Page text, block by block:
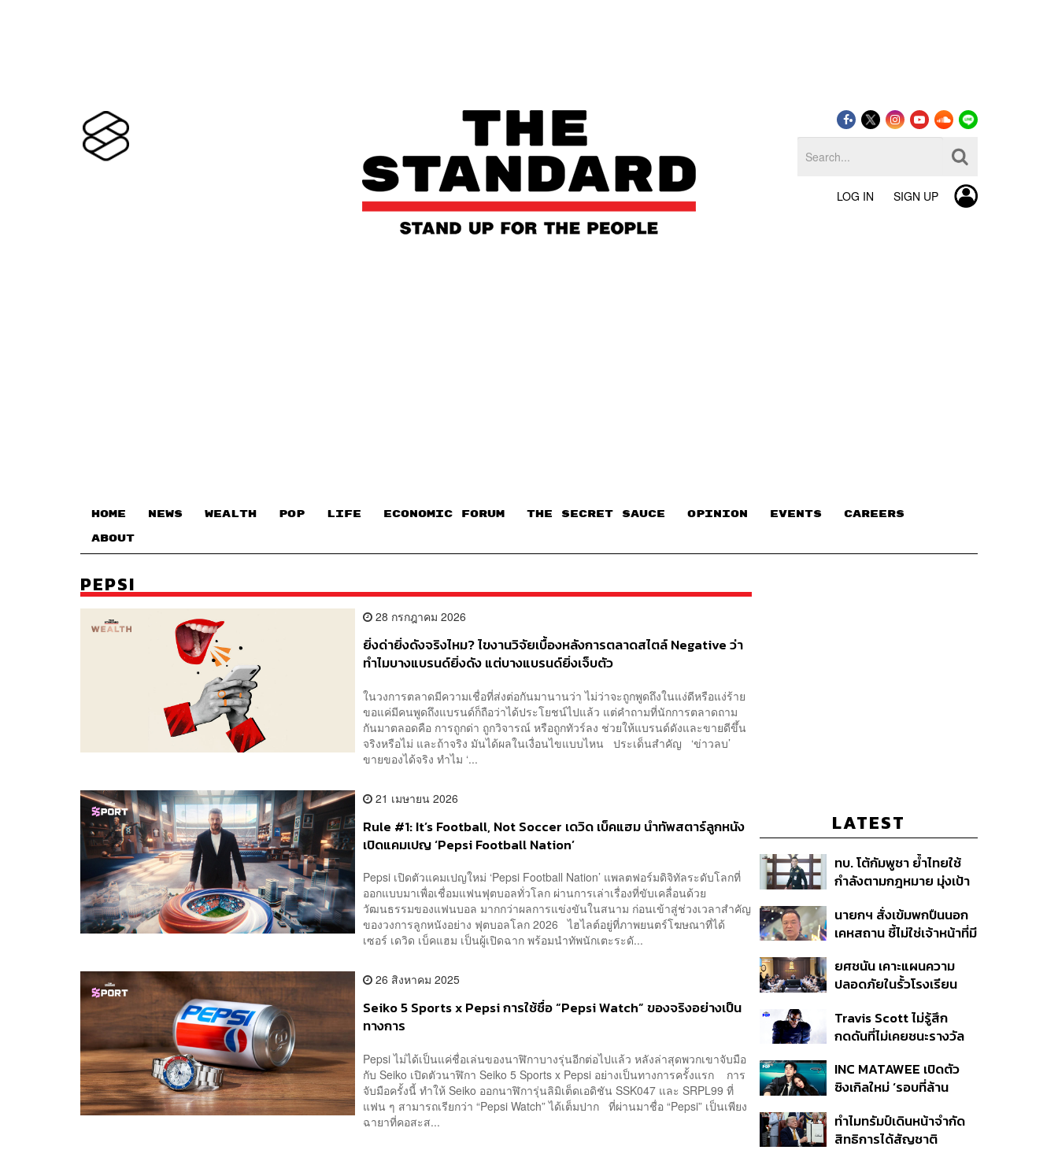
LOG IN SIGN UP
HOME NEWS WEALTH POP LIFE ECONOMIC FORUM THE SECRET SAUCE​ OPINION EVENTS CAREERS
ABOUT
PEPSI
28 กรกฎาคม 2026
ยิ่งด่ายิ่งดังจริงไหม? ไขงานวิจัยเบื้องหลังการตลาดสไตล์ Negative ว่า
ทำไมบางแบรนด์ยิ่งดัง แต่บางแบรนด์ยิ่งเจ็บตัว
ในวงการตลาดมีความเชื่อที่ส่งต่อกันมานานว่า ไม่ว่าจะถูกพูดถึงในแง่ดีหรือแง่ร้าย
ขอแค่มีคนพูดถึงแบรนด์ก็ถือว่าได้ประโยชน์ไปแล้ว แต่คำถามที่นักการตลาดถาม
กันมาตลอดคือ การถูกด่า ถูกวิจารณ์ หรือถูกทัวร์ลง ช่วยให้แบรนด์ดังและขายดีขึ้น
จริงหรือไม่ และถ้าจริง มันได้ผลในเงื่อนไขแบบไหน ประเด็นสำคัญ ‘ข่าวลบ’
ขายของได้จริง ทำไม ‘...
21 เมษายน 2026
Rule #1: It’s Football, Not Soccer เดวิด เบ็คแฮม นำทัพสตาร์ลูกหนัง
เปิดแคมเปญ ‘Pepsi Football Nation’
Pepsi เปิดตัวแคมเปญใหม่ ‘Pepsi Football Nation’ แพลตฟอร์มดิจิทัลระดับโลกที่
ออกแบบมาเพื่อเชื่อมแฟนฟุตบอลทั่วโลก ผ่านการเล่าเรื่องที่ขับเคลื่อนด้วย
วัฒนธรรมของแฟนบอล มากกว่าผลการแข่งขันในสนาม ก่อนเข้าสู่ช่วงเวลาสำคัญ
ของวงการลูกหนังอย่าง ฟุตบอลโลก 2026 ไฮไลต์อยู่ที่ภาพยนตร์โฆษณาที่ได้
เซอร์ เดวิด เบ็คแฮม เป็นผู้เปิดฉาก พร้อมนำทัพนักเตะระดั...
26 สิงหาคม 2025
Seiko 5 Sports x Pepsi การใช้ชื่อ “Pepsi Watch” ของจริงอย่างเป็น
ทางการ
Pepsi ไม่ได้เป็นแค่ชื่อเล่นของนาฬิกาบางรุ่นอีกต่อไปแล้ว หลังล่าสุดพวกเขาจับมือ
กับ Seiko เปิดตัวนาฬิกา Seiko 5 Sports x Pepsi อย่างเป็นทางการครั้งแรก การ
จับมือครั้งนี้ ทำให้ Seiko ออกนาฬิการุ่นลิมิเต็ดเอดิชัน SSK047 และ SRPL99 ที่
แฟน ๆ สามารถเรียกว่า “Pepsi Watch” ได้เต็มปาก ที่ผ่านมาชื่อ “Pepsi” เป็นเพียง
ฉายาที่คอสะส...
LATEST
ทบ. โต้กัมพูชา ย้ำไทยใช้
กำลังตามกฎหมาย มุ่งเป้า
หายไทยไม่อาจลบด้วย
ข้อมูลบิดเบือน
นายกฯ สั่งเข้มพกปืนนอก
เคหสถาน ชี้ไม่ใช่เจ้าหน้าที่มี
ก่อเหตุ เจ้าของร่วมรับผิด
ยศชนัน เคาะแผนความ
ปลอดภัยในรั้วโรงเรียน
ดูแล-คุมเข้มคัดกรองสิ่ง
ผิดกฎหมาย
Travis Scott ไม่รู้สึก
กดดันที่ไม่เคยชนะรางวัล
แล้ว 10 ครั้ง
INC MATAWEE เปิดตัว
ซิงเกิลใหม่ ‘รอบที่ล้าน
มาแสดงในมิวสิกวิดีโอ
ทำไมทรัมป์เดินหน้าจำกัด
สิทธิการได้สัญชาติ